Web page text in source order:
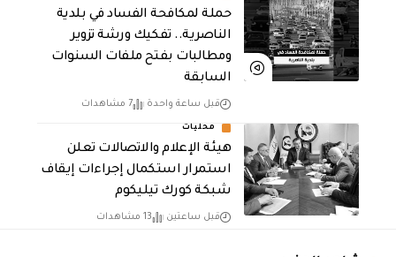
حملة لمكافحة الفساد في بلدية
الناصرية.. تفكيك ورشة تزوير
ومطالبات بفتح ملفات السنوات
السابقة
قبل ساعة واحدة 7 مشاهدات
محليات
هيئة الإعلام والاتصالات تعلن
استمرار استكمال إجراءات إيقاف
شبكة كورك تيليكوم
قبل ساعتين 13 مشاهدات